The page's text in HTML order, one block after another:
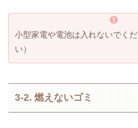
小型家電や電池は入れないでく
い）
3-2. 燃えないゴミ